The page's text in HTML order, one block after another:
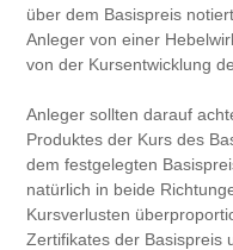
über dem Basispreis
Anleger von einer
von der Kursentwicklung
Anleger sollten darauf
Produktes der Kurs des
dem festgelegten
natürlich in beide
Kursverlusten
Zertifikates der Basispreis